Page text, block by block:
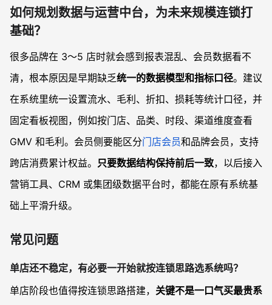
如何规划数据与运营中台，为未来规模连锁打
基础？
很多品牌在 3～5 店时就会感到报表混乱、会员数据看不
清，根本原因是早期缺乏统一的数据模型和指标口径。建议
在系统里统一设置流水、毛利、折扣、损耗等统计口径，并
固定看板视图，例如按门店、品类、时段、渠道维度查看
GMV 和毛利。会员侧要能区分门店会员和品牌会员，支持
跨店消费累计权益。 只要数据结构保持前后一致，以后接入
营销工具、CRM 或集团级数据平台时，都能在原有系统基
础上平滑升级。
常见问题
单店还不稳定，有必要一开始就按连锁思路选系统吗？
单店阶段也值得按连锁思路搭建， 关键不是一口气买最贵系